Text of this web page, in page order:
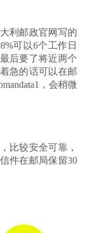
利邮政官网写的
可以6个工作日
后要了将近两个
急的话可以在邮
，会稍微
比较安全可靠，
件在邮局保留30